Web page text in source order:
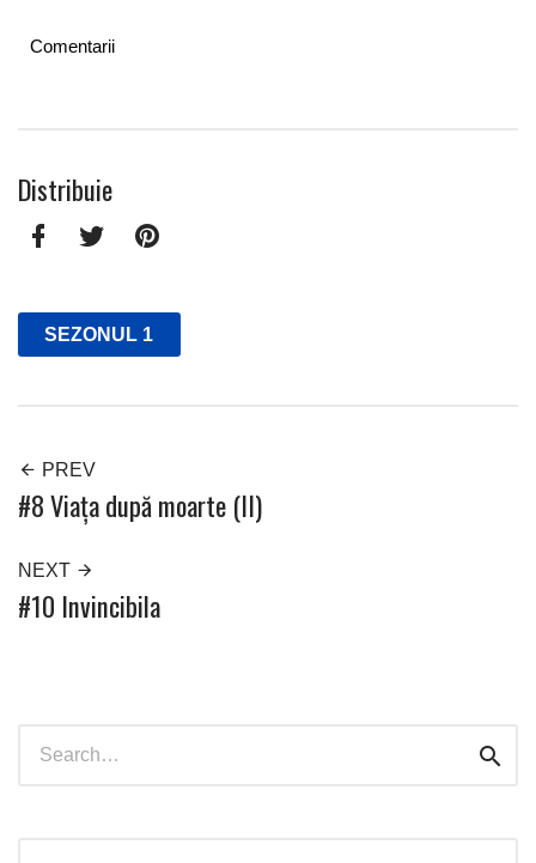
Comentarii
SEZONUL 1
PREV
#8 Viața după moarte (II)
NEXT
#10 Invincibila
for: